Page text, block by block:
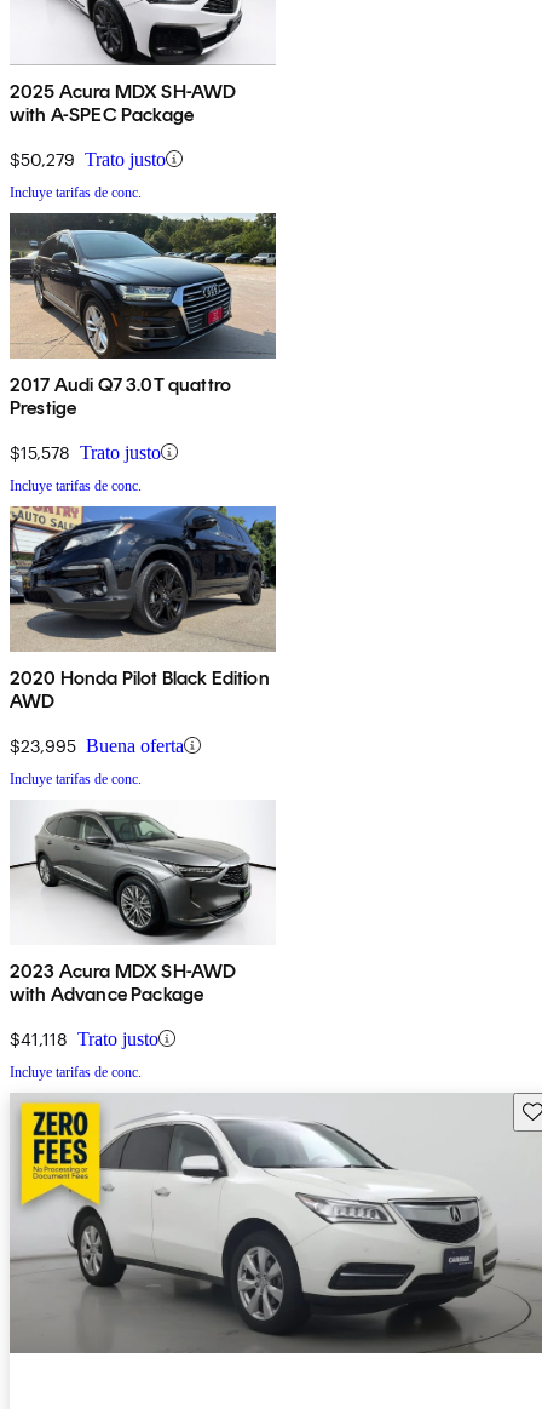
2025 Acura MDX SH-AWD
with A-SPEC Package
$50,279 Trato justo
Incluye tarifas de conc.
2017 Audi Q7 3.0T quattro
Prestige
$15,578 Trato justo
Incluye tarifas de conc.
2020 Honda Pilot Black Edition
AWD
$23,995 Buena oferta
Incluye tarifas de conc.
2023 Acura MDX SH-AWD
with Advance Package
$41,118 Trato justo
Incluye tarifas de conc.